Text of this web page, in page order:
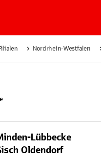
Nordrhein-Westfalen
Lübbecke
Oldendorf